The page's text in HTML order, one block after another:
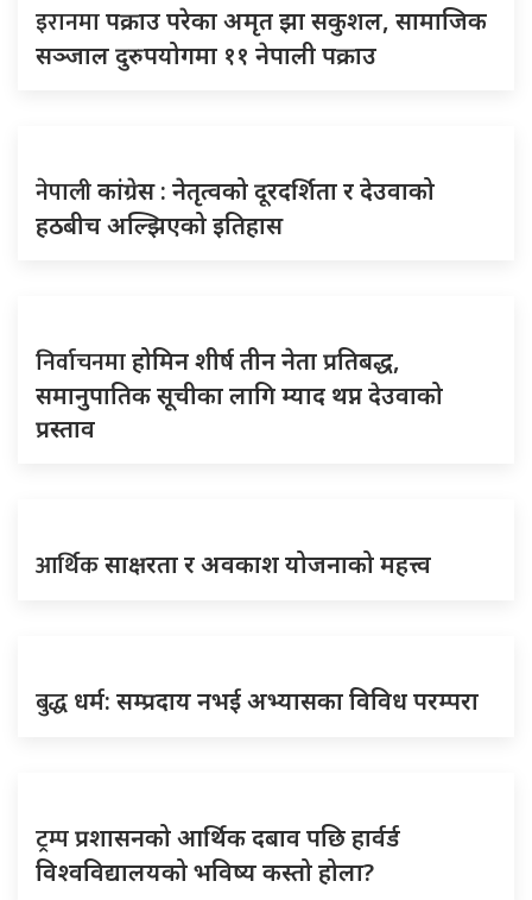
इरानमापक्राउ परेका अमृत झा सकुशल, सामाजिक
सञ्जाल दुरुपयोगमा ११ नेपाली पक्राउ
नेपालीकांग्रेस : नेतृत्वको दूरदर्शिता र देउवाको
हठबीच अल्झिएको इतिहास
निर्वाचनमाहोमिन शीर्ष तीन नेता प्रतिबद्ध,
समानुपातिक सूचीका लागि म्याद थप्न देउवाको
प्रस्ताव
आर्थिकसाक्षरता र अवकाश योजनाको महत्त्व
बुद्ध धर्म: सम्प्रदाय नभई अभ्यासका विविध परम्परा
ट्रम्पप्रशासनको आर्थिक दबाव पछि हार्वर्ड
विश्वविद्यालयको भविष्य कस्तो होला?